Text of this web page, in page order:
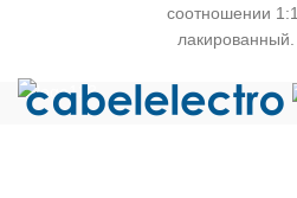
соотношении 1:1,
лакированный.